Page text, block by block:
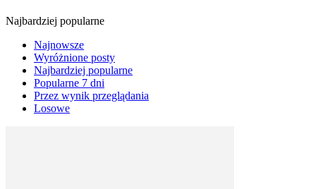
Najbardziej popularne
Najnowsze
Wyróżnione posty
Najbardziej popularne
Popularne 7 dni
Przez wynik przeglądania
Losowe